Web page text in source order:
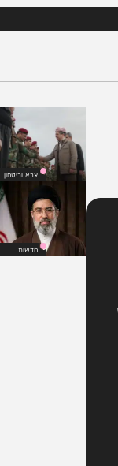
צבא וביטחון